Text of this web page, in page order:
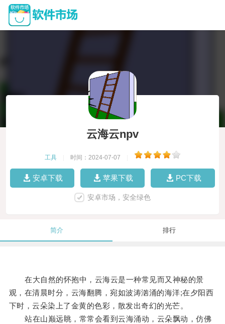
云海云npv
工具 时间：2024-07-07
安卓下载 苹果下载 PC下载
安卓市场，安全绿色
简介 排行
在大自然的怀抱中，云海云是一种常见而又神秘的景
观，在清晨时分，云海翻腾，宛如波涛汹涌的海洋;在夕阳西
下时，云朵染上了金黄的色彩，散发出奇幻的光芒。
站在山巅远眺，常常会看到云海涌动，云朵飘动，仿佛